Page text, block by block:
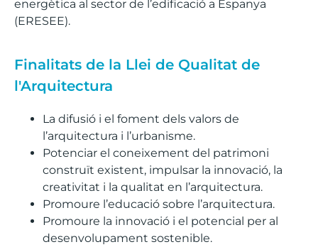
energètica al sector de l’edificació a Espanya
(ERESEE).
Finalitats de la Llei de Qualitat de
l'Arquitectura
La difusió i el foment dels valors de
l’arquitectura i l’urbanisme.
Potenciar el coneixement del patrimoni
construït existent, impulsar la innovació, la
creativitat i la qualitat en l’arquitectura.
Promoure l’educació sobre l’arquitectura.
Promoure la innovació i el potencial per al
desenvolupament sostenible.